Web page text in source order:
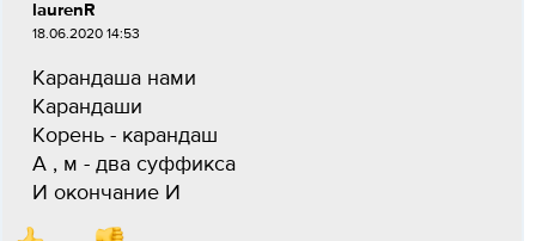
laurenR
18.06.2020 14:53
Карандаша нами
Карандаши
Корень - карандаш
А , м - два суффикса
И окончание И